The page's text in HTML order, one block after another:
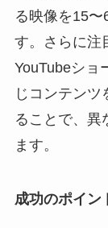
る映像を15
す。さらに注
YouTubeショ
じコンテン
ることで、異
ます。
成功のポイン